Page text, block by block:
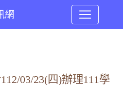
網
03/23(四)辦理111學